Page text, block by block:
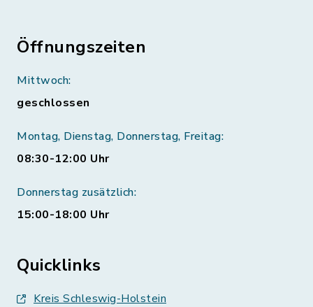
Öffnungszeiten
Mittwoch:
geschlossen
Montag, Dienstag, Donnerstag, Freitag:
08:30-12:00 Uhr
Donnerstag zusätzlich:
15:00-18:00 Uhr
Quicklinks
Kreis Schleswig-Holstein